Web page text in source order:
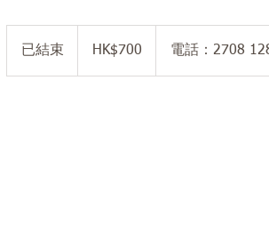
已結束 HK$700 電話：2708